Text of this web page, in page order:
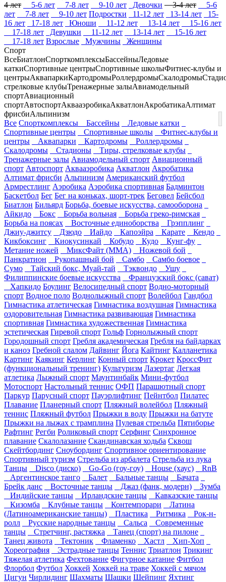
4 лет
5-6 лет 7-8 лет 9-10 лет Девочки 3-4 лет
5-6
лет
7-8 лет 9-10 лет Подростки 11-12 лет 13-14 лет
15-
16 лет
17-18 лет Юноши 11-12 лет 13-14 лет
15-16 лет
17-18 лет
Девушки 11-12 лет 13-14 лет
15-16 лет
17-18 лет Взрослые Мужчины
Женщины
Спорт
ВсеБиатлонСпорткомплексыБассейныЛедовые
каткиСпортивные центрыСпортивные школыФитнес-клубы и
центрыАквапаркиКартодромыРоллердромыСкалодромы
стрелковые клубыТренажерные залыАвиамодельный
спортАвиационный
спортАвтоспортАквааэробикаАкватлонАкробатикаАлтимат
фрисбиАльпинизм
Все Спорткомплексы Бассейны
Ледовые катки
Спортивные центры
Спортивные школы
Фитнес-клубы и
центры
Аквапарки Картодромы
Роллердромы
Скалодромы
Стадионы
Тиры, стрелковые клубы
Тренажерные залы Авиамодельный спорт Авиационный
спорт Автоспорт Аквааэробика Акватлон Акробатика
Алтимат фрисби Альпинизм Американский футбол
Армрестлинг Аэробика Аэробика спортивная Бадминтон
Баскетбол Бег Бег на коньках, шорт-трек Беговел Бейсбол
Биатлон Бильярд Борьба, боевые искусства, самооборона
Айкидо
Бокс Борьба вольная
Борьба греко-римская
Борьба на поясах
Восточные единоборства
Грэпплинг
Джиу-джитсу
Дзюдо Иайдо Капоэйра Карате
Кендо
Кикбоксинг
Киокусинкай Кобудо Кудо
Кунг-фу
Метание ножей
МиксФайт (ММА)
Ножевой бой
Панкратион
Рукопашный бой Самбо
Самбо боевое
Сумо
Тайский бокс, Муай-тай Тэквондо
Ушу
Филиппинские боевые искусства
Французский бокс (сават)
Хапкидо Боулинг Велосипедный спорт Водно-моторный
спорт Водное поло Воднолыжный спорт Волейбол Гандбол
Гимнастика атлетическая Гимнастика воздушная Гимнастика
оздоровительная Гимнастика развивающая Гимнастика
спортивная Гимнастика художественная Гимнастика
эстетическая Гиревой спорт Гольф Горнолыжный спорт
Городошный спорт Гребля академическая Гребля на байдарках
и каноэ Гребной слалом Дайвинг Йога Кайтинг Калланетика
Картинг Каякинг Керлинг Конный спорт Крокет КроссФит
(функциональный тренинг) Культуризм Лазертаг Легкая
атлетика Лыжный спорт Маунтинбайк Мини-футбол
Мотоспорт Настольный теннис ОФП Парашютный спорт
Паркур Парусный спорт Пауэрлифтинг Пейнтбол Пилатес
Плавание Планерный спорт Пляжный волейбол Пляжный
теннис Пляжный футбол Прыжки в воду Прыжки на батуте
Прыжки на лыжах с трамплина Пулевая стрельба Пятиборье
Рафтинг Регби Роликовый спорт Серфинг Синхронное
плавание Скалолазание Скандинавская ходьба Сквош
Скейтбординг Сноубординг Спортивное ориентирование
Спортивный туризм Стрельба из арбалета Стрельба из лука
Танцы
Disco (диско) Go-Go (гоу-гоу) House (хаус)
RnB
Аргентинское танго
Балет Бальные танцы
Бачата
Брейк данс
Восточные танцы Джаз (фанк, модерн)
Зумба
Индийские танцы
Ирландские танцы
Кавказские танцы
Кизомба
Клубные танцы Контемпорари
Латина
(Латиноамериканские танцы)
Пластика Ритмика
Рок-н-
ролл
Русские народные танцы Сальса
Современные
танцы
Стретчинг, растяжка
Танец (спорт) на пилоне
Танец живота
Тектоник Фламенко Хастл
Хип-Хоп
Хореография
Эстрадные танцы Теннис Триатлон Трикинг
Тяжелая атлетика Фехтование Фигурное катание Фитбол
Флорбол Футбол Хоккей Хоккей на траве Хоккей с мячом
Цигун Чирлидинг Шахматы Шашки Шейпинг Яхтинг